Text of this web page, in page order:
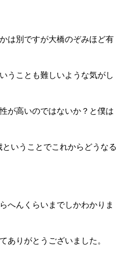
は別ですが大橋のぞみほど有
うことも難しいような気がし
が高いのではないか？と僕は
いうことでこれからどうなる
へんくらいまでしかわかりま
ありがとうございました。